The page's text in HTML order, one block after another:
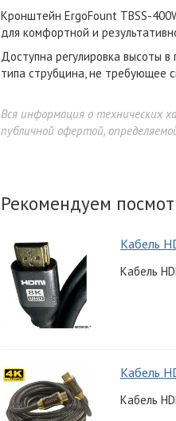
Кронштейн ErgoFount TBSS-
для комфортной и
Доступна регулировка высоты
типа струбцина, не требующее
Вся информация о технических
публичной офертой,
Рекомендуем
Кабель
Кабель
Кабель
Кабель